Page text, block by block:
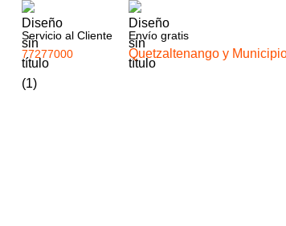
Servicio al Cliente
77277000
Envío gratis
Quetzaltenango y